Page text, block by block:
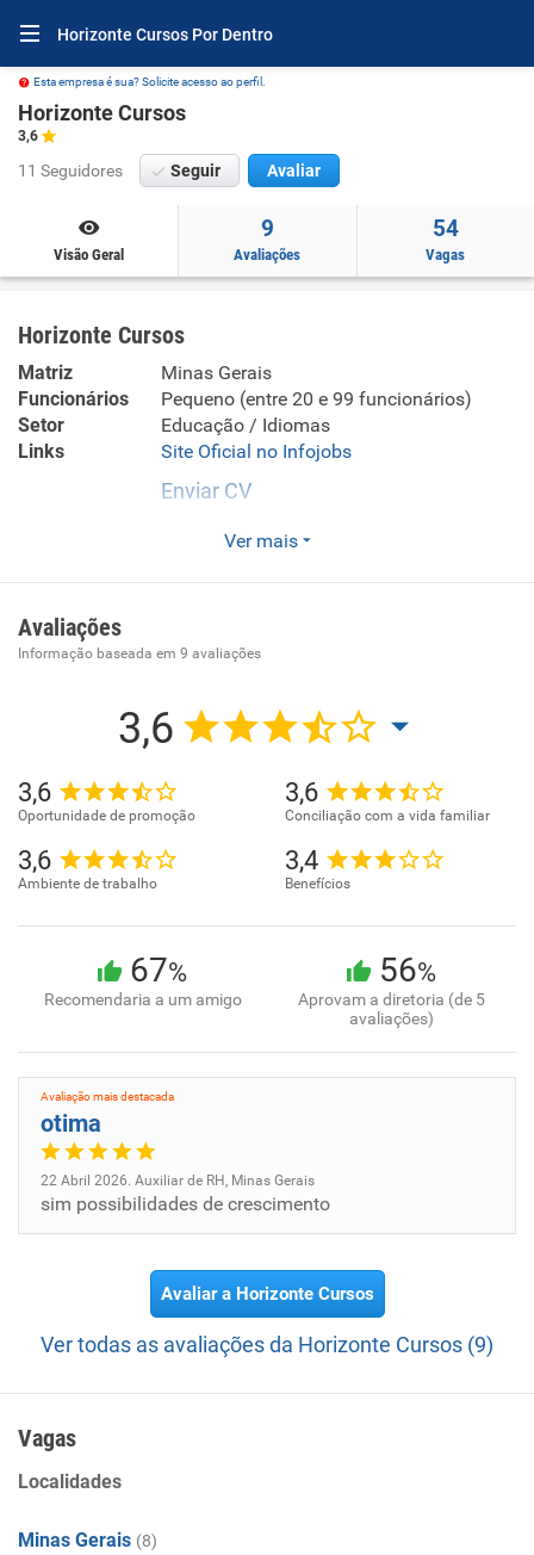
Horizonte Cursos Por Dentro
Esta empresa é sua? Solicite acesso ao perfil.
Horizonte Cursos
3,6
11 Seguidores Seguir Avaliar
Visão Geral
9
Avaliações
54
Vagas
Horizonte Cursos
Matriz
Minas Gerais
Funcionários
Pequeno (entre 20 e 99 funcionários)
Setor
Educação / Idiomas
Links
Site Oficial no Infojobs
Enviar CV
Treinamento em informática. Ensino de idiomas. Outras
Ver mais
Avaliações
Informação baseada em 9 avaliações
3,6
3,6
Oportunidade de promoção
3,6
Conciliação com a vida familiar
3,6
Ambiente de trabalho
3,4
Benefícios
67%
Recomendaria a um amigo
56%
Aprovam a diretoria (de 5
avaliações)
Avaliação mais destacada
otima
22 Abril 2026. Auxiliar de RH, Minas Gerais
sim possibilidades de crescimento
Avaliar a Horizonte Cursos
Ver todas as avaliações da Horizonte Cursos (9)
Vagas
Localidades
Minas Gerais (8)